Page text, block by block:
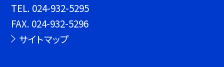
TEL. 024-932-5295
FAX. 024-932-5296
サイトマップ